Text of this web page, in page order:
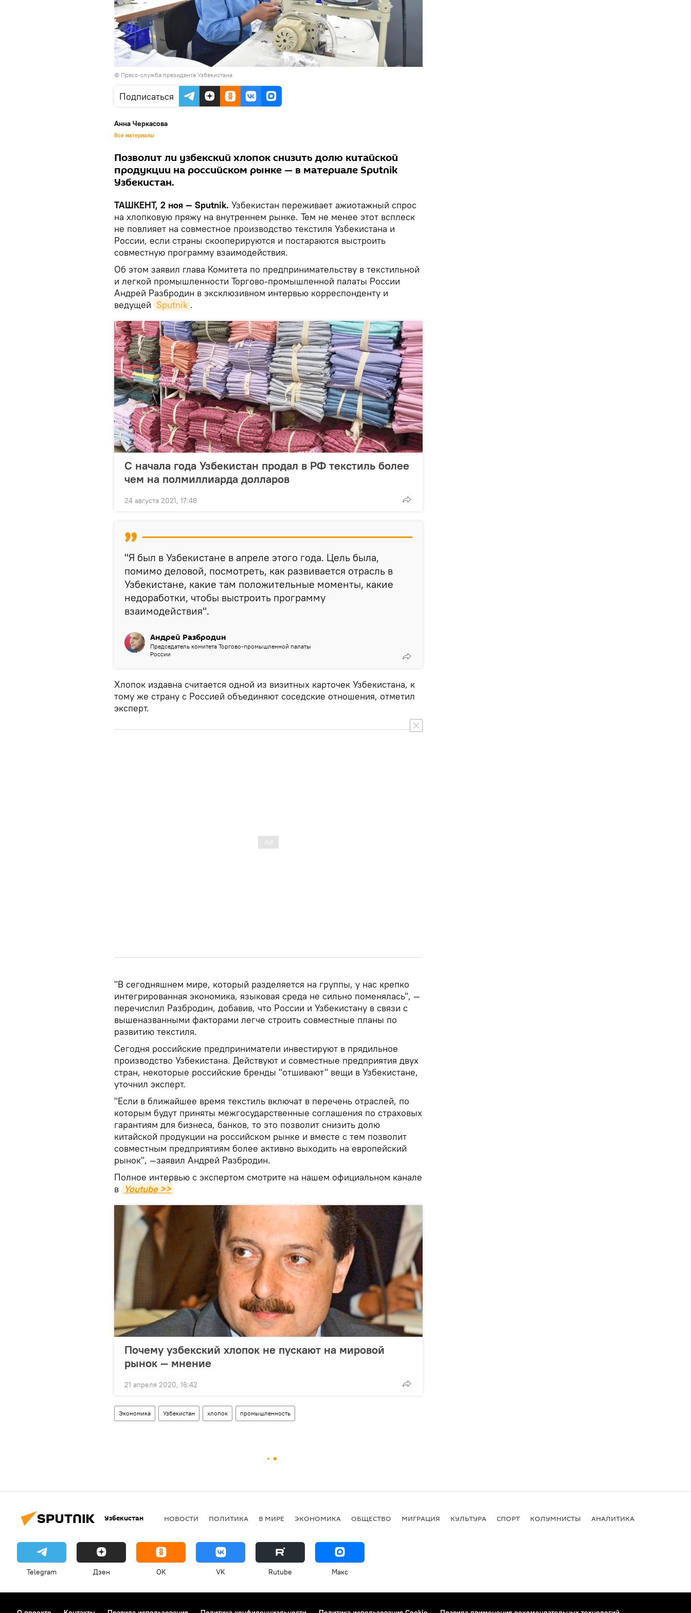
© Пресс-служба президента Узбекистана
Подписаться
Анна Черкасова
Все материалы
Позволит ли узбекский хлопок снизить долю китайской
продукции на российском рынке — в материале Sputnik
Узбекистан.
ТАШКЕНТ, 2 ноя — Sputnik. Узбекистан переживает ажиотажный спрос
на хлопковую пряжу на внутреннем рынке. Тем не менее этот всплеск
не повлияет на совместное производство текстиля Узбекистана и
России, если страны скооперируются и постараются выстроить
совместную программу взаимодействия.
Об этом заявил глава Комитета по предпринимательству в текстильной
и легкой промышленности Торгово-промышленной палаты России
Андрей Разбродин в эксклюзивном интервью корреспонденту и
ведущей Sputnik .
С начала года Узбекистан продал в РФ текстиль более
чем на полмиллиарда долларов
24 августа 2021, 17:48
"Я был в Узбекистане в апреле этого года. Цель была,
помимо деловой, посмотреть, как развивается отрасль в
Узбекистане, какие там положительные моменты, какие
недоработки, чтобы выстроить программу
взаимодействия".
Андрей Разбродин
Председатель комитета Торгово-промышленной палаты
России
Хлопок издавна считается одной из визитных карточек Узбекистана, к
тому же страну с Россией объединяют соседские отношения, отметил
эксперт.
"В сегодняшнем мире, который разделяется на группы, у нас крепко
интегрированная экономика, языковая среда не сильно поменялась", —
перечислил Разбродин, добавив, что России и Узбекистану в связи с
вышеназванными факторами легче строить совместные планы по
развитию текстиля.
Сегодня российские предприниматели инвестируют в прядильное
производство Узбекистана. Действуют и совместные предприятия двух
стран, некоторые российские бренды "отшивают" вещи в Узбекистане,
уточнил эксперт.
"Если в ближайшее время текстиль включат в перечень отраслей, по
которым будут приняты межгосударственные соглашения по страховых
гарантиям для бизнеса, банков, то это позволит снизить долю
китайской продукции на российском рынке и вместе с тем позволит
совместным предприятиям более активно выходить на европейский
рынок", —заявил Андрей Разбродин.
Полное интервью с экспертом смотрите на нашем официальном канале
в Youtube >>
Почему узбекский хлопок не пускают на мировой
рынок — мнение
21 апреля 2020, 16:42
Экономика Узбекистан хлопок промышленность
Узбекистан НОВОСТИ ПОЛИТИКА В МИРЕ ЭКОНОМИКА ОБЩЕСТВО МИГРАЦИЯ КУЛЬТУРА СПОРТ КОЛУМНИСТЫ АНАЛИТИКА
Telegram Дзен OK VK Rutube Макс